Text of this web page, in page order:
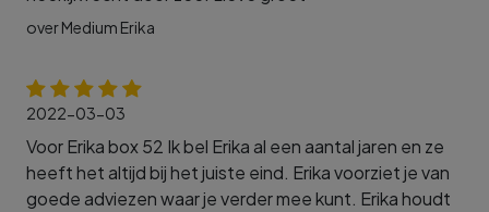
over Medium Erika
2022-03-03
Voor Erika box 52 Ik bel Erika al een aantal jaren en ze
heeft het altijd bij het juiste eind. Erika voorziet je van
goede adviezen waar je verder mee kunt. Erika houdt